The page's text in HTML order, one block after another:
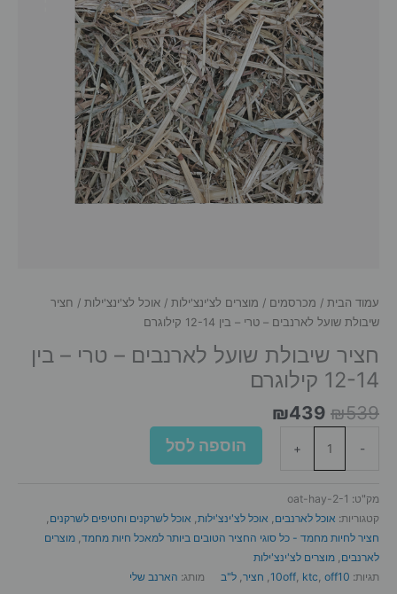
עמוד הבית / מכרסמים / מוצרים לצ'ינצ'ילות / אוכל לצ'ינצ'ילות / חציר
שיבולת שועל לארנבים – טרי – בין 12-14 קילוגרם
חציר שיבולת שועל לארנבים – טרי – בין
12-14 קילוגרם
₪539
המחיר
המקורי
היה:
₪539.
₪439
הנוכחי
הוא:
₪439.
-
שיבולת
שועל
לארנבים
-
טרי
+ הוספה לסל
מק"ט: oat-hay-2-1
קטגוריות: אוכל לארנבים, אוכל לצ'ינצ'ילות, אוכל לשרקנים וחטיפים לשרקנים,
חציר לחיות מחמד - כל סוגי החציר הטובים ביותר למאכל חיות מחמד, מוצרים
לארנבים, מוצרים לצ'ינצ'ילות
תגיות:
10off, ktc, off10
, חציר, ל"ב מותג: הארנב שלי